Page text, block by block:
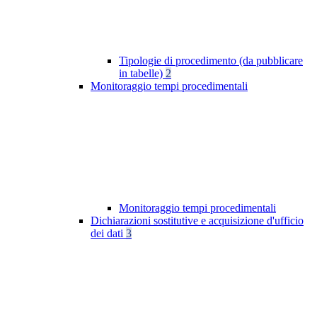
Tipologie di procedimento (da pubblicare
in tabelle) 2
Monitoraggio tempi procedimentali
Monitoraggio tempi procedimentali
Dichiarazioni sostitutive e acquisizione d'ufficio
dei dati 3